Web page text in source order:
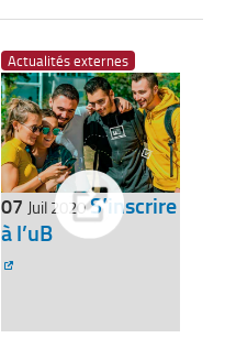
Actualités externes
07 Juil 2020S’inscrire
à l’uB